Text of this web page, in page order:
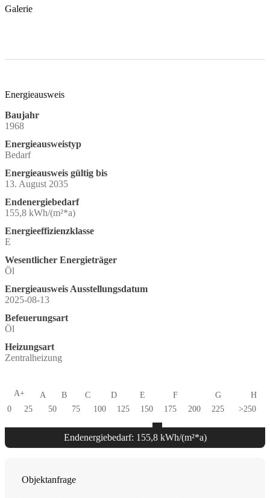
Galerie
Energieausweis
Baujahr
1968
Energieausweistyp
Bedarf
Energieausweis gültig bis
13. August 2035
Endenergiebedarf
155,8 kWh/(m²*a)
Energieeffizienzklasse
E
Wesentlicher Energieträger
Öl
Energieausweis Ausstellungsdatum
2025-08-13
Befeuerungsart
Öl
Heizungsart
Zentralheizung
A+ A B C D E F G
H
0
25 50 75 100 125 150 175 200 225 >250
Endenergiebedarf: 155,8 kWh/(m²*a)
Objektanfrage